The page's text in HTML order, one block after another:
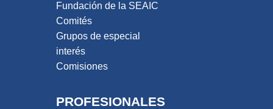
Fundación de la SEAIC
Comités
Grupos de especial
interés
Comisiones
PROFESIONALES